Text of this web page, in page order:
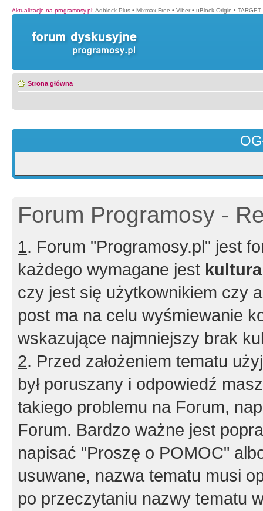
Aktualizacje na programosy.pl: Adblock Plus • Mixmax Free • Viber • uBlock Origin •
Strona główna
Forum Programosy -
1. Forum "Programosy.pl" jest
każdego wymagane jest
czy jest się użytkownikiem czy
post ma na celu wyśmiewanie
wskazujące najmniejszy brak
2. Przed założeniem tematu
był poruszany i odpowiedź
takiego problemu na Forum,
Forum. Bardzo ważne jest
napisać "Proszę o POMOC"
usuwane, nazwa tematu musi
po przeczytaniu nazwy tematu